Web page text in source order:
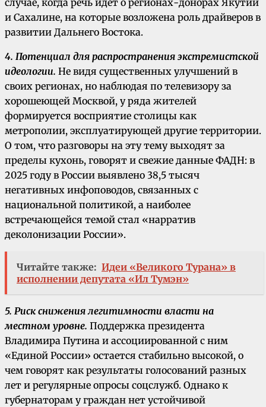
и Сахалине, на которые возложена роль драйверов в
развитии Дальнего Востока.
4. Потенциал для распространения экстремистской
идеологии. Не видя существенных улучшений в
своих регионах, но наблюдая по телевизору за
хорошеющей Москвой, у ряда жителей
формируется восприятие столицы как
метрополии, эксплуатирующей другие территории.
О том, что разговоры на эту тему выходят за
пределы кухонь, говорят и свежие данные ФАДН: в
2025 году в России выявлено 38,5 тысяч
негативных инфоповодов, связанных с
национальной политикой, а наиболее
встречающейся темой стал «нарратив
деколонизации России».
Читайте также: Идеи «Великого Турана» в
исполнении депутата «Ил Тумэн»
5. Риск снижения легитимности власти на
местном уровне. Поддержка президента
Владимира Путина и ассоциированной с ним
«Единой России» остается стабильно высокой, о
чем говорят как результаты голосований разных
лет и регулярные опросы соцслужб. Однако к
губернаторам у граждан нет устойчивой